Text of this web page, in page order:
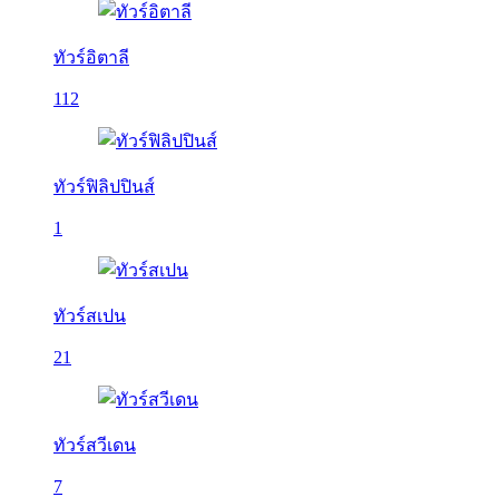
ทัวร์อิตาลี
112
ทัวร์ฟิลิปปินส์
1
ทัวร์สเปน
21
ทัวร์สวีเดน
7